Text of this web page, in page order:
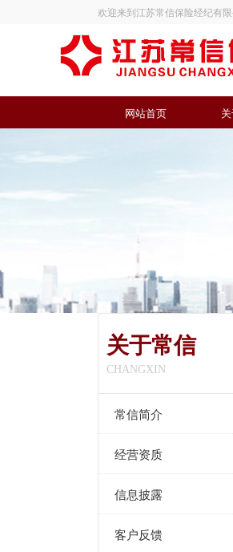
欢迎来到江苏常信保险经纪有限
网站首页
关于常信
CHANGXIN
常信简介
经营资质
信息披露
客户反馈